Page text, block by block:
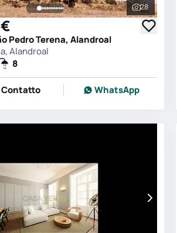
Vedi
28
Pedro Terena, Alandroal
Alandroal
8
Contatto WhatsApp